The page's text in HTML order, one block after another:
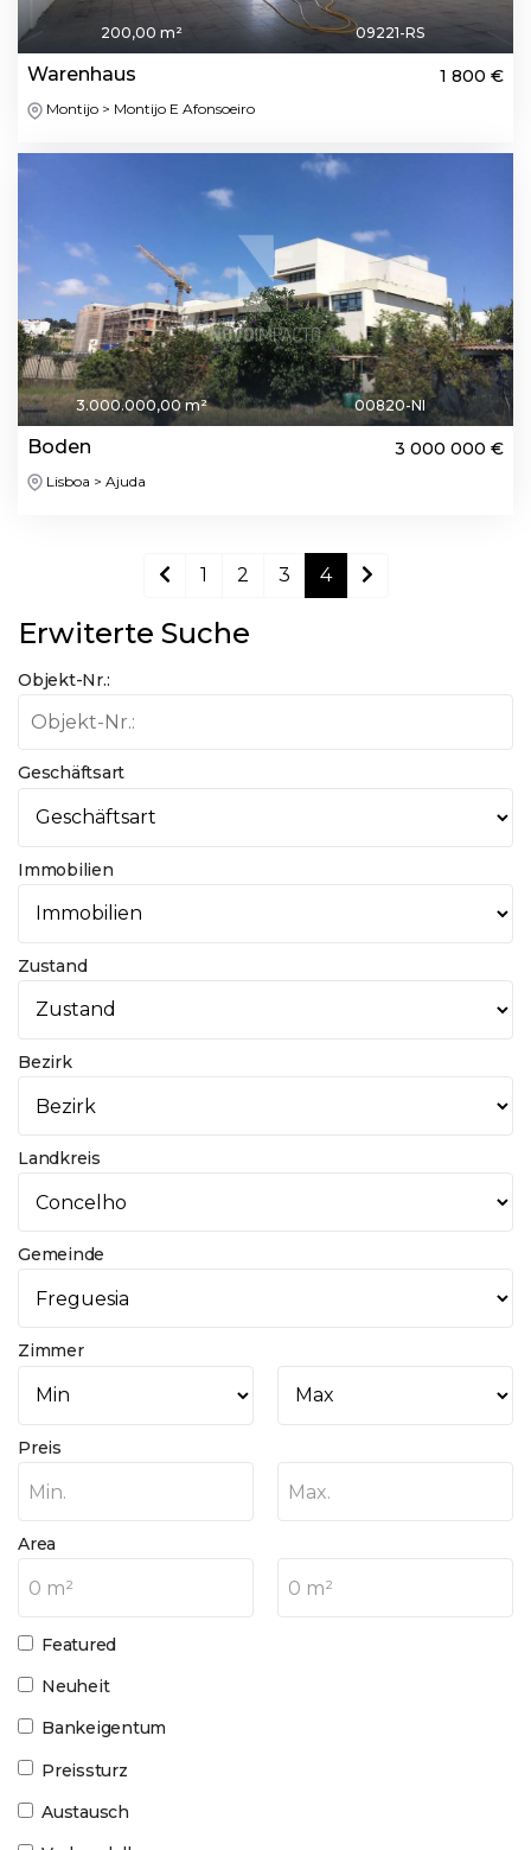
200,00 m² 09221-RS
Warenhaus 1 800 €
Montijo > Montijo E Afonsoeiro
3.000.000,00 m² 00820-NI
Boden 3 000 000 €
Lisboa > Ajuda
1 2 3 4
Erwiterte Suche
Objekt-Nr.:
Geschäftsart
Immobilien
Zustand
Bezirk
Landkreis
Gemeinde
Zimmer
Preis
Min. Max.
Area
0 m² 0 m²
Featured
Neuheit
Bankeigentum
Preissturz
Austausch